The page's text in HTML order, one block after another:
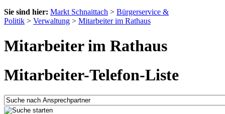
Sie sind hier: Markt Schnaittach > Bürgerservice &
Politik > Verwaltung > Mitarbeiter im Rathaus
Mitarbeiter im Rathaus
Mitarbeiter-Telefon-Liste